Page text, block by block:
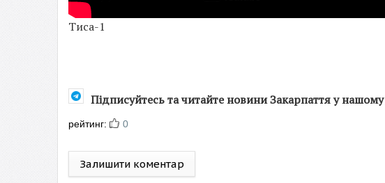
Тиса-1
Підписуйтесь та читайте новини Закарпаття у нашому
рейтинг: 0
Залишити коментар